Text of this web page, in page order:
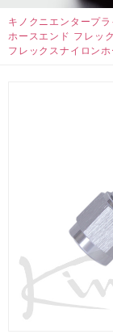
キノクニエンタープ
ホースエンド フレッ
フレックスナイロン